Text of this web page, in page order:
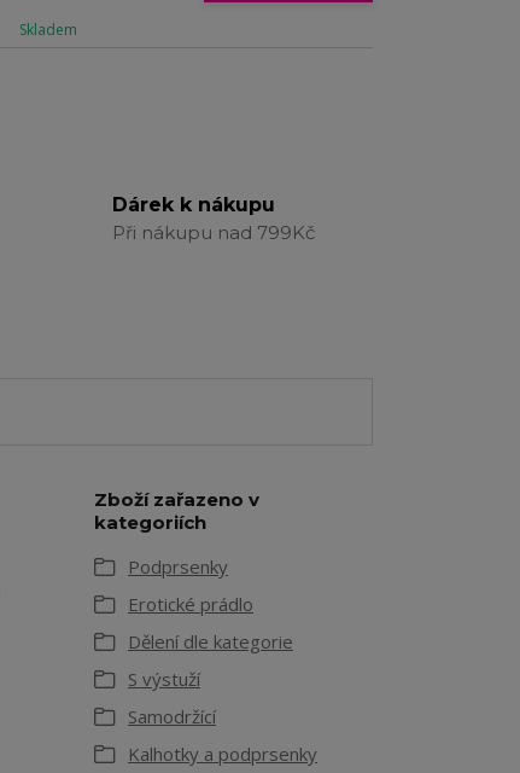
Skladem
Dárek k nákupu
Při nákupu nad 799Kč
Zboží zařazeno v
kategoriích
Podprsenky
Erotické prádlo
Dělení dle kategorie
S výstuží
Samodržící
Kalhotky a podprsenky